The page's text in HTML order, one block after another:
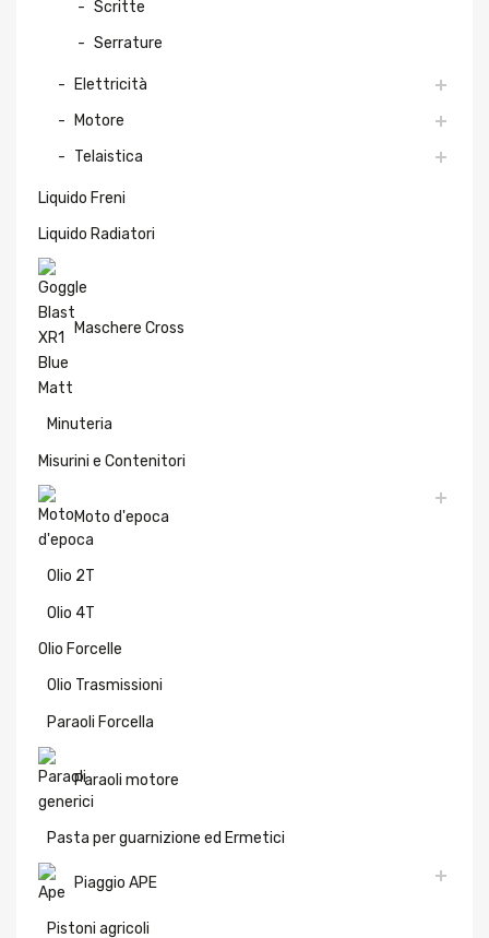
Scritte
Serrature
Elettricità
Motore
Telaistica
Liquido Freni
Liquido Radiatori
Maschere Cross
Minuteria
Misurini e Contenitori
Moto d'epoca
Olio 2T
Olio 4T
Olio Forcelle
Olio Trasmissioni
Paraoli Forcella
Paraoli motore
Pasta per guarnizione ed Ermetici
Piaggio APE
Pistoni agricoli